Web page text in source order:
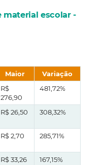
material escolar -
Maior
Variação
R$
276,90
481,72%
R$ 26,50 308,32%
R$ 2,70 285,71%
R$ 33,26 167,15%